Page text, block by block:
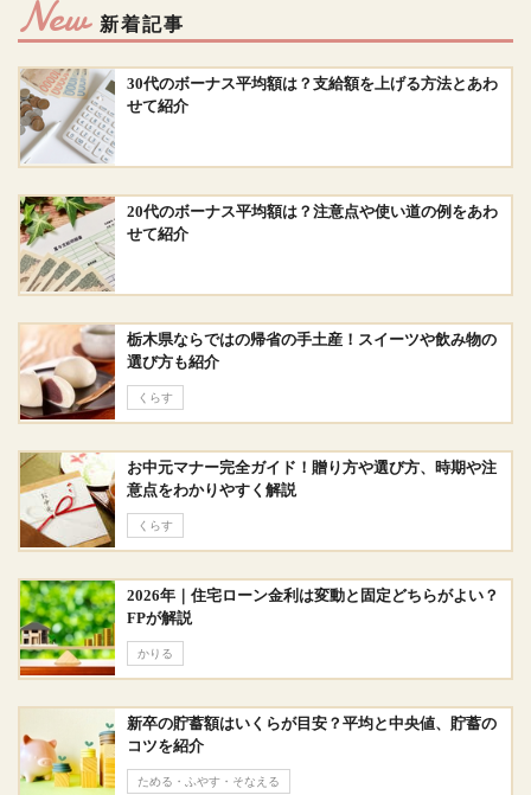
New 新着記事
30代のボーナス平均額は？支給額を上げる方法とあわ
せて紹介
20代のボーナス平均額は？注意点や使い道の例をあわ
せて紹介
栃木県ならではの帰省の手土産！スイーツや飲み物の
選び方も紹介
くらす
お中元マナー完全ガイド！贈り方や選び方、時期や注
意点をわかりやすく解説
くらす
2026年｜住宅ローン金利は変動と固定どちらがよい？
FPが解説
かりる
新卒の貯蓄額はいくらが目安？平均と中央値、貯蓄の
コツを紹介
ためる・ふやす・そなえる